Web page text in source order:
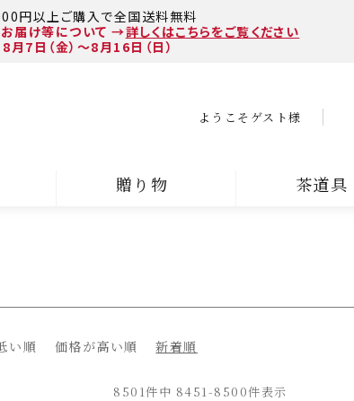
円以上ご購入で全国送料無料
届け等について →詳しくはこちらをご覧ください
月7日（金）～8月16日（日）
ようこそゲスト様
贈り物 茶道具
い順 価格が高い順 新着順
8501件中 8451-8500件表示